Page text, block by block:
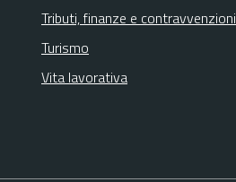
Tributi, finanze e contravvenzioni
Turismo
Vita lavorativa